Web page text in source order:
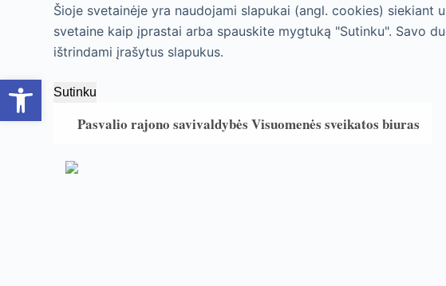
p
t
o
Šioje svetainėje yra naudojami slapukai (angl. cookies)
svetaine kaip įprastai arba spauskite mygtuką "Sutinku". Savo
ištrindami įrašytus slapukus.
Sutinku
Pasvalio rajono savivaldybės Visuomenės sveikatos biuras
Open toolbar